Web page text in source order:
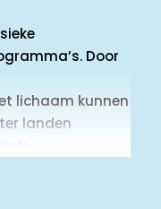
Door
lichaam kunnen
landen